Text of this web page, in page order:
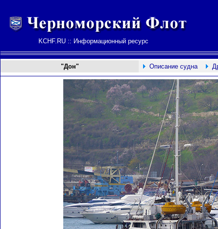
KCHF.RU :: Информационный ресурс
"Дон" Описание судна